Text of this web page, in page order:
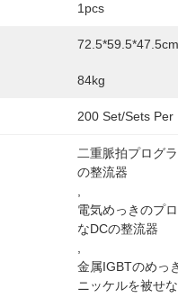
1pcs
72.5*59.5*47.5cm
84kg
200 Set/Sets Per
二重脈拍プログ
の整流器
電気めっきのプ
なDCの整流器
金属IGBTのめっ
ニッケルを被せ